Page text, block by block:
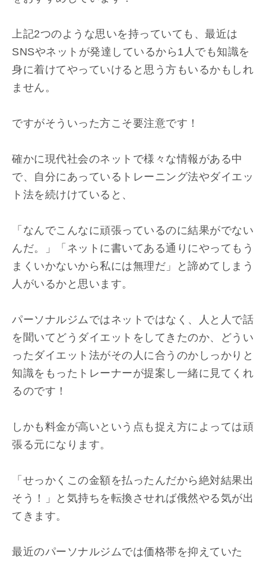
上記2つのような思いを持っていても、最近は
SNSやネットが発達しているから1人でも知識を
身に着けてやっていけると思う方もいるかもしれ
ません。
ですがそういった方こそ要注意です！
確かに現代社会のネットで様々な情報がある中
で、自分にあっているトレーニング法やダイエッ
ト法を続けけていると、
「なんでこんなに頑張っているのに結果がでない
んだ。」「ネットに書いてある通りにやってもう
まくいかないから私には無理だ」と諦めてしまう
人がいるかと思います。
パーソナルジムではネットではなく、人と人で話
を聞いてどうダイエットをしてきたのか、どうい
ったダイエット法がその人に合うのかしっかりと
知識をもったトレーナーが提案し一緒に見てくれ
るのです！
しかも料金が高いという点も捉え方によっては頑
張る元になります。
「せっかくこの金額を払ったんだから絶対結果出
そう！」と気持ちを転換させれば俄然やる気が出
てきます。
最近のパーソナルジムでは価格帯を抑えていた